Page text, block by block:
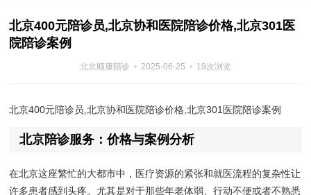
北京400元陪诊员,北京协和医院陪诊价格,北京301医
院陪诊案例
北京顺康陪诊 2025-06-25 19次浏览
北京400元陪诊员,北京协和医院陪诊价格,北京301医院陪诊案例
北京陪诊服务：价格与案例分析
在北京这座繁忙的大都市中，医疗资源的紧张和就医流程的复杂性让
许多患者感到头疼。尤其是对于那些年老体弱、行动不便或者不熟悉